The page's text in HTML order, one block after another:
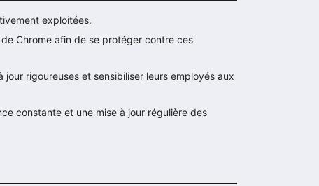
exploitées.
Chrome afin de se protéger contre ces
rigoureuses et sensibiliser leurs employés aux
constante et une mise à jour régulière des